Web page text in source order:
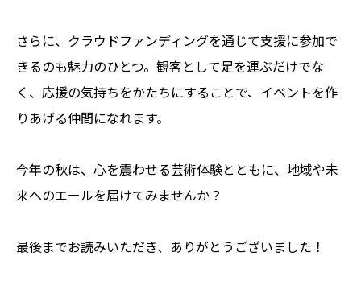
さらに、クラウドファンディングを通じて支援に参加で
きるのも魅力のひとつ。観客として足を運ぶだけでな
く、応援の気持ちをかたちにすることで、イベントを作
りあげる仲間になれます。
今年の秋は、心を震わせる芸術体験とともに、地域や未
来へのエールを届けてみませんか？
最後までお読みいただき、ありがとうございました！